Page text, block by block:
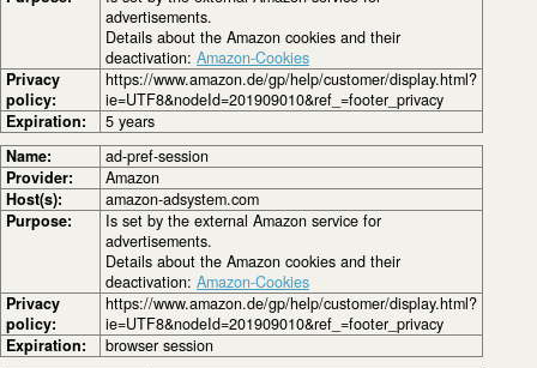
advertisements.
Details about the Amazon cookies and their
deactivation: Amazon-Cookies
Privacy
policy:
https://www.amazon.de/gp/help/customer/display.html?
ie=UTF8&nodeId=201909010&ref_=footer_privacy
Expiration:
5 years
Name:
ad-pref-session
Provider:
Amazon
Host(s):
amazon-adsystem.com
Purpose:
Is set by the external Amazon service for
advertisements.
Details about the Amazon cookies and their
deactivation: Amazon-Cookies
Privacy
policy:
https://www.amazon.de/gp/help/customer/display.html?
ie=UTF8&nodeId=201909010&ref_=footer_privacy
Expiration:
browser session